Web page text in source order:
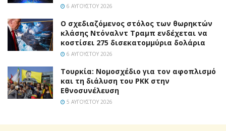
6 ΑΥΓΟΎΣΤΟΥ 2026
Ο σχεδιαζόμενος στόλος των θωρηκτών
κλάσης Ντόναλντ Τραμπ ενδέχεται να
κοστίσει 275 δισεκατομμύρια δολάρια
6 ΑΥΓΟΎΣΤΟΥ 2026
Τουρκία: Νομοσχέδιο για τον αφοπλισμό
και τη διάλυση του PKK στην
Εθνοσυνέλευση
5 ΑΥΓΟΎΣΤΟΥ 2026